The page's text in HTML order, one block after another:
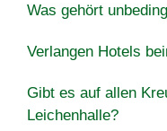
Was gehört
Verlangen Hotels
Gibt es auf allen
Leichenhalle?